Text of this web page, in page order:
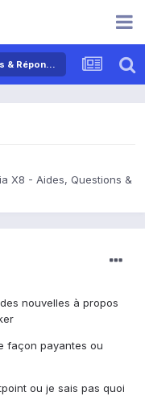
Sony Ericsson Xperia X8 - Aides, Questions & Réponses
X8 - Aides, Questions &
nouvelles à propos
façon payantes ou
ou je sais pas quoi